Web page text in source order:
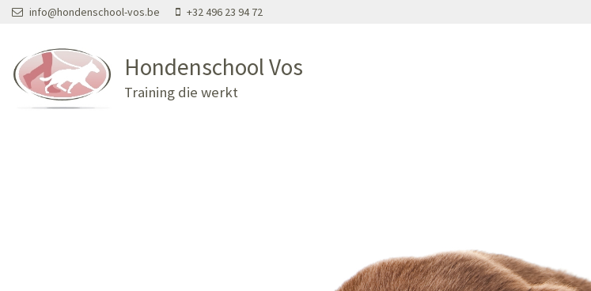
Overslaan en naar de inhoud gaan
info@hondenschool-vos.be +32 496 23 94 72
Hondenschool Vos
Training die werkt